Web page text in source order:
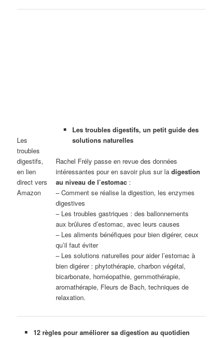
Les
troubles
digestifs,
en lien
direct vers
Amazon
Les troubles digestifs, un petit guide des
solutions naturelles
Rachel Frély passe en revue des données
intéressantes pour en savoir plus sur ladigestion
au niveau de l’estomac :
– Comment se réalise la digestion, les enzymes
digestives
– Les troubles gastriques : des ballonnements
aux brûlures d’estomac, avec leurs causes
– Les aliments bénéfiques pour bien digérer, ceux
qu’il faut éviter
– Les solutions naturelles pour aider l’estomac à
bien digérer : phytothérapie, charbon végétal,
bicarbonate, homéopathie, gemmothérapie,
aromathérapie, Fleurs de Bach, techniques de
relaxation.
12 règles pour améliorer sa digestion au quotidien